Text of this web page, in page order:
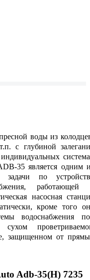
воды из
с глубиной
35 является одним
по
работающей
насосная
кроме того
водоснабжения
сухом
защищенном от
Adb-35(H) 7235